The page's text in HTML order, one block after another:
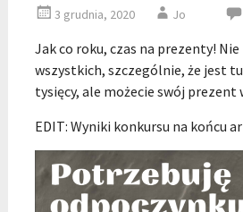
3 grudnia, 2020 Jo
Jak co roku, czas na prezenty!
wszystkich, szczególnie, że jest
tysięcy, ale możecie swój prezent
EDIT: Wyniki konkursu na końcu